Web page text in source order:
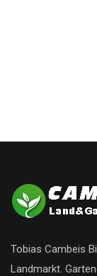
Tobias Cambeis
Landmarkt.